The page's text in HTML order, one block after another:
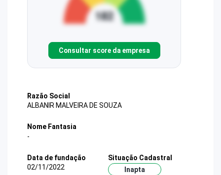
Consultar score da empresa
Razão Social
ALBANIR MALVEIRA DE SOUZA
Nome Fantasia
-
Data de fundação
02/11/2022
Situação Cadastral
Inapta